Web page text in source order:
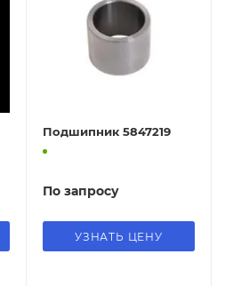
Подшипник 5847219
По запросу
УЗНАТЬ ЦЕНУ